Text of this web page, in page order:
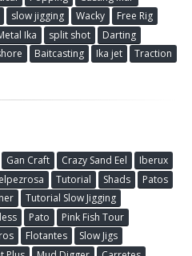
slow jigging Wacky
Free Rig
Ika split shot
Darting
Baitcasting Ika jet
Traction
Gan Craft Crazy Sand Eel
Iberux
elpezrosa Tutorial Shads
Patos
Tutorial Slow Jigging
Pato
Pink Fish Tour
Flotantes
Slow Jigs